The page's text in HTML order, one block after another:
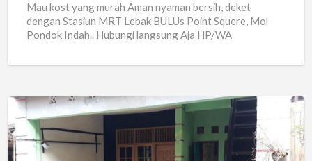
Mau kost yang murah Aman nyaman bersih, deket
dengan Stasiun MRT Lebak BULUs Point Squere, Mol
Pondok Indah.. Hubungi langsung Aja HP/WA
KOS
KOSAN